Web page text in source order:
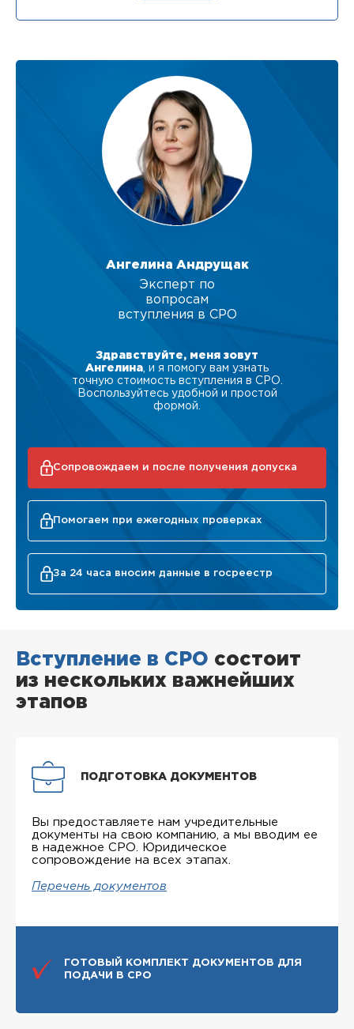
Ангелина Андрущак
Эксперт по
вопросам
вступления в СРО
Здравствуйте, меня зовут
Ангелина , и я помогу вам узнать
точную стоимость вступления в СРО.
Воспользуйтесь удобной и простой
формой.
Сопровождаем и после получения допуска
Помогаем при ежегодных проверках
За 24 часа вносим данные в госреестр
Вступление в СРО состоит
из нескольких важнейших
этапов
ПОДГОТОВКА ДОКУМЕНТОВ
Вы предоставляете нам учредительные
документы на свою компанию, а мы вводим ее
в надежное СРО. Юридическое
сопровождение на всех этапах.
Перечень документов
ГОТОВЫЙ КОМПЛЕКТ ДОКУМЕНТОВ ДЛЯ
ПОДАЧИ В СРО